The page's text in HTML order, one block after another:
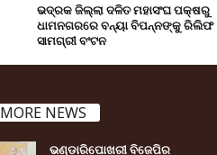
ଭଦ୍ରକ ଜିଲ୍ଲା ଦଳିତ ମହାସଂଘ ପକ୍ଷରୁ
ଧାମନଗରରେ ବନ୍ୟା ବିପନ୍ନଙ୍କୁ ରିଲିଫ
ସାମଗ୍ରୀ ବଂଟନ
NEWS
ଭଣ୍ଡାରିପୋଖରୀ ବିଜେପିର